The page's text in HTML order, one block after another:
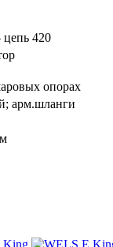
цепь 420
опорах
арм.шланги